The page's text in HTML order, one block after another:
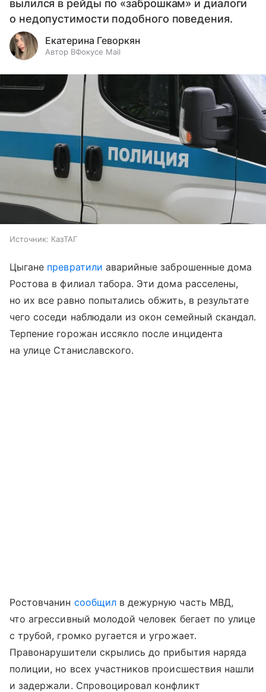
вылился в рейды по «заброшкам» и диалоги
о недопустимости подобного поведения.
Екатерина Геворкян
Автор ВФокусе Mail
Источник: КазТАГ
Цыгане превратили аварийные заброшенные дома
Ростова в филиал табора. Эти дома расселены,
но их все равно попытались обжить, в результате
чего соседи наблюдали из окон семейный скандал.
Терпение горожан иссякло после инцидента
на улице Станиславского.
Ростовчанин сообщилв дежурную часть МВД,
что агрессивный молодой человек бегает по улице
с трубой, громко ругается и угрожает.
Правонарушители скрылись до прибытия наряда
полиции, но всех участников происшествия нашли
и задержали. Спровоцировал конфликт